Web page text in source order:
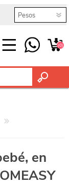
(0)
en